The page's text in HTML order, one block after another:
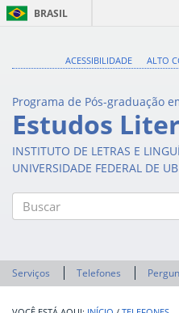
BRASIL
ACESSIBILIDADE
ALTO
Programa de Pós-graduação
Estudos
INSTITUTO DE LETRAS E
UNIVERSIDADE FEDERAL DE
Serviços Telefones